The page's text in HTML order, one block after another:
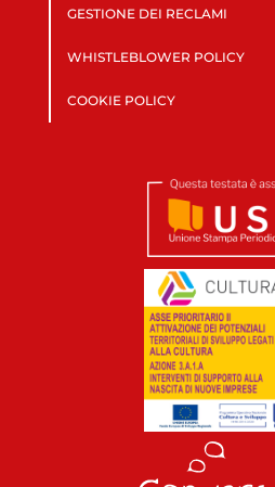
GESTIONE DEI RECLAMI
WHISTLEBLOWER POLICY
COOKIE POLICY